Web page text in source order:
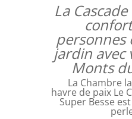
La
personnes
jardin avec
Monts
La Chambre
havre de paix Le
Super Besse